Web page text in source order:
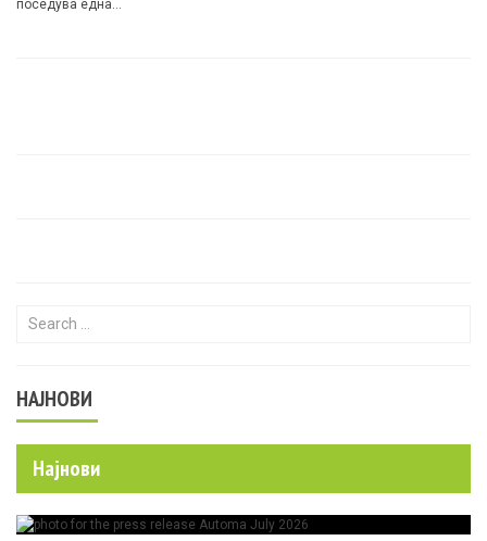
поседува една…
Search for:
НАЈНОВИ
Најнови